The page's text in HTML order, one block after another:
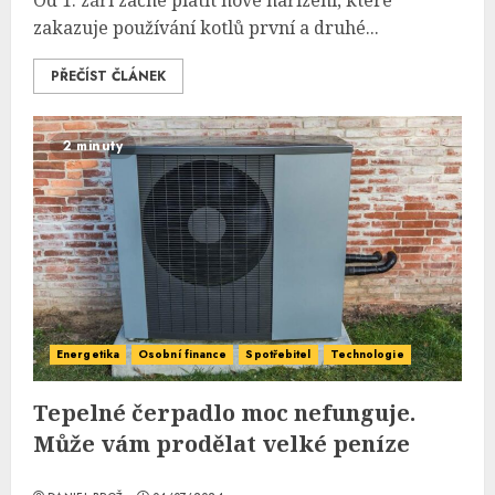
zakazuje používání kotlů první a druhé...
PŘEČÍST ČLÁNEK
2 minuty
Energetika Osobní finance Spotřebitel Technologie
Tepelné čerpadlo moc nefunguje.
Může vám prodělat velké peníze